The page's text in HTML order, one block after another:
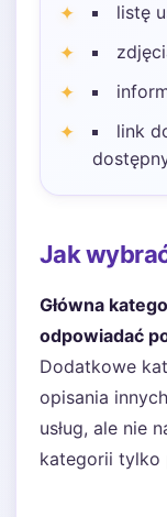
listę
link
Jak
Główna
odpowiadać
Dodatkowe
opisania
usług, ale nie
kategorii tylko